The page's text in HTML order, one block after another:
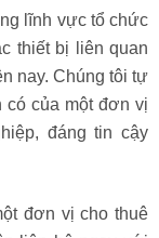
có uy tín và chất
Nhân.
lĩnh vực tổ chức
thiết bị liên quan
nay. Chúng tôi tự
đáng tin cậy